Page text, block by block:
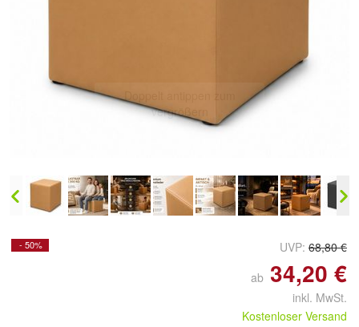
Doppelt antippen zum
vergrößern
- 50% UVP: 68,80 €
ab 34,20 €
inkl. MwSt.
Kostenloser Versand